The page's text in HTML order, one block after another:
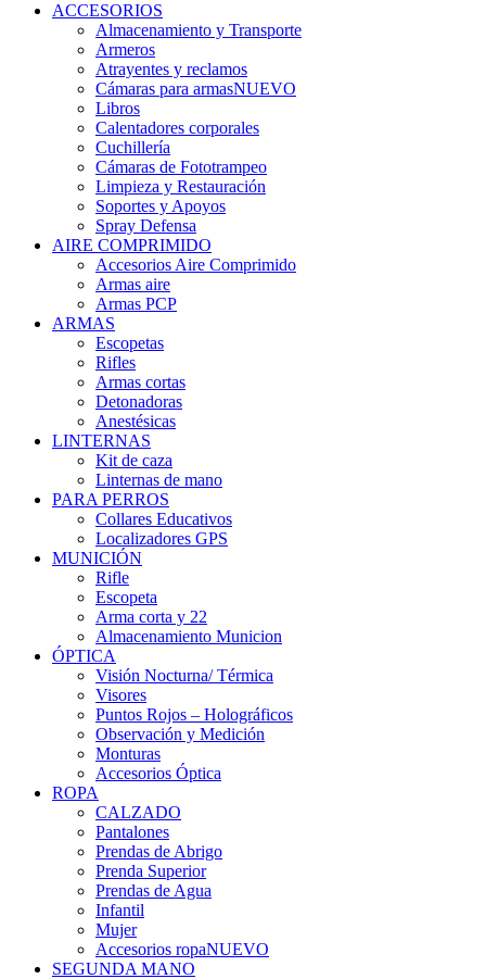
ACCESORIOS
Almacenamiento y Transporte
Armeros
Atrayentes y reclamos
Cámaras para armasNUEVO
Libros
Calentadores corporales
Cuchillería
Cámaras de Fototrampeo
Limpieza y Restauración
Soportes y Apoyos
Spray Defensa
AIRE COMPRIMIDO
Accesorios Aire Comprimido
Armas aire
Armas PCP
ARMAS
Escopetas
Rifles
Armas cortas
Detonadoras
Anestésicas
LINTERNAS
Kit de caza
Linternas de mano
PARA PERROS
Collares Educativos
Localizadores GPS
MUNICIÓN
Rifle
Escopeta
Arma corta y 22
Almacenamiento Municion
ÓPTICA
Visión Nocturna/ Térmica
Visores
Puntos Rojos – Holográficos
Observación y Medición
Monturas
Accesorios Óptica
ROPA
CALZADO
Pantalones
Prendas de Abrigo
Prenda Superior
Prendas de Agua
Infantil
Mujer
Accesorios ropaNUEVO
SEGUNDA MANO